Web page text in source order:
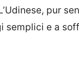
pur
semplici e a